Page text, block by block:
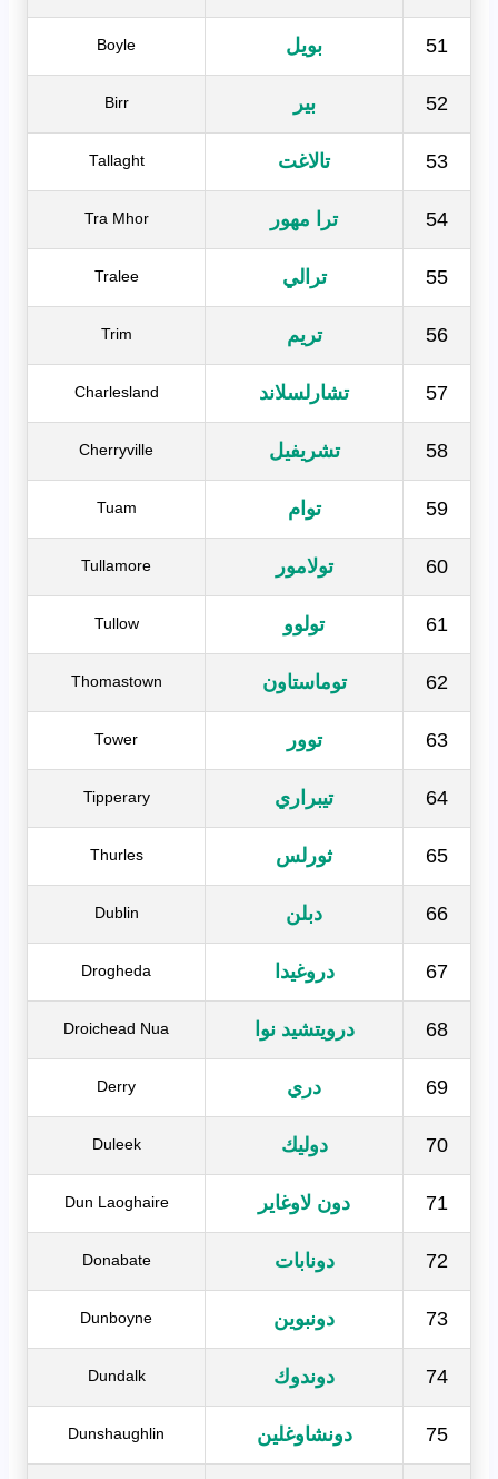
51 بويل Boyle
52 بير Birr
53 تالاغت Tallaght
54 ترا مهور Tra Mhor
55 ترالي Tralee
56 تريم Trim
57 تشارلسلاند Charlesland
58 تشريفيل Cherryville
59 توام Tuam
60 تولامور Tullamore
61 تولوو Tullow
62 توماستاون Thomastown
63 توور Tower
64 تيبراري Tipperary
65 ثورلس Thurles
66 دبلن Dublin
67 دروغيدا Drogheda
68 درويتشيد نوا Droichead Nua
69 دري Derry
70 دوليك Duleek
71 دون لاوغاير Dun Laoghaire
72 دونابات Donabate
73 دونبوين Dunboyne
74 دوندوك Dundalk
75 دونشاوغلين Dunshaughlin